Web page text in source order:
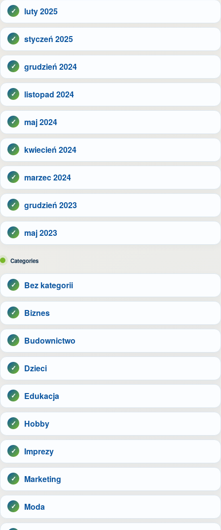
luty 2025
styczeń 2025
grudzień 2024
listopad 2024
maj 2024
kwiecień 2024
marzec 2024
grudzień 2023
maj 2023
Categories
Bez kategorii
Biznes
Budownictwo
Dzieci
Edukacja
Hobby
Imprezy
Marketing
Moda